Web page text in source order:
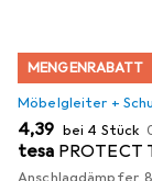
MENGENRABATT
Möbelgleiter +
EUR
4,39 bei 4 Stück
tesa
Anschlagdämpfer,